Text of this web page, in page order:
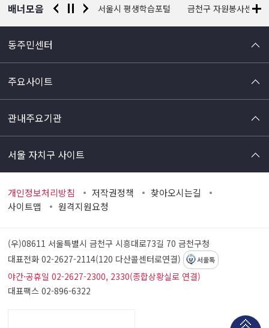
배너모음
찰청 유실물 통합포털 서울시 평생학습포털 금천구 자원봉사센터
동주민센터
주요사이트
관내주요기관
서울 자치구 사이트
개인정보처리방침 저작권정책
찾아오시는길
사이트맵
원격지원요청
(우)08611 서울특별시 금천구 시흥대로73길 70금천구청
대표전화 02-2627-2114(120 다산콜센터로연결)
서울톡
야간·공휴일 02-2627-2300, 2330(종합상황실로 연결)
대표팩스 02-896-6322